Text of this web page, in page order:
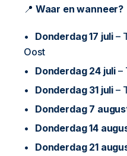
📍 Waar en wanneer?
Donderdag 17 juli –
Oost
Donderdag 24 juli –
Donderdag 31 juli –
Donderdag 7
Donderdag 14
Donderdag 21